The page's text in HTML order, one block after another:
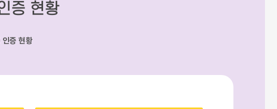
증 현황
증 현황